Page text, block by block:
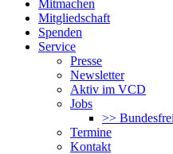
Mitmachen
Mitgliedschaft
Spenden
Service
Presse
Newsletter
Aktiv im VCD
Jobs
>>
Termine
Kontakt